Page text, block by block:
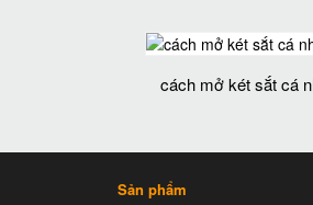
cách mở két sắt cá
Sản phẩm